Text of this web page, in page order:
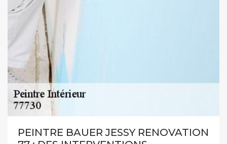
PEINTRE BAUER JESSY RENOVATION